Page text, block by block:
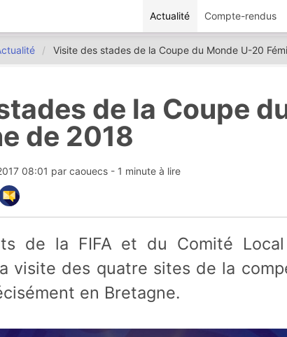
Actualité Compte-rendus
Visite des stades de la Coupe du Monde U-20
de la Coupe
de 2018
08:01 par caouecs - 1 minute à lire
visite des quatre sites de la
en Bretagne.